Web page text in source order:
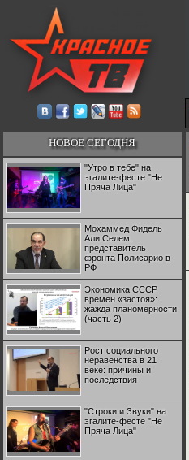
НОВОЕ СЕГОДНЯ
"Утро в тебе" на
эгалите-фесте "Не
Пряча Лица"
Мохаммед Фидель
Али Селем,
представитель
фронта Полисарио в
РФ
Экономика СССР
времен «застоя»:
жажда планомерности
(часть 2)
Рост социального
неравенства в 21
веке: причины и
последствия
"Строки и Звуки" на
эгалите-фесте "Не
Пряча Лица"